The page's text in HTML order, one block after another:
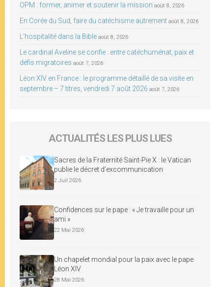
OPM : former, animer et soutenir la mission août 8, 2026
En Corée du Sud, faire du catéchisme autrement août 8, 2026
L’hospitalité dans la Bible août 8, 2026
Le cardinal Aveline se confie : entre catéchuménat, paix et
défis migratoires août 7, 2026
Léon XIV en France : le programme détaillé de sa visite en
septembre – 7 titres, vendredi 7 août 2026 août 7, 2026
ACTUALITÉS LES PLUS LUES
Sacres de la Fraternité Saint-Pie X : le Vatican
publie le décret d’excommunication
2 Juil 2026
Confidences sur le pape : « Je travaille pour un
ami »
22 Mai 2026
Un chapelet mondial pour la paix avec le pape
Léon XIV
28 Mai 2026